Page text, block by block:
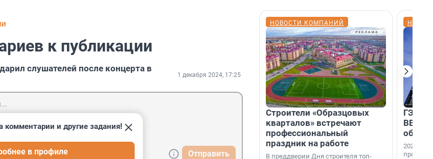
к публикации
слушателей после концерта в
1 декабря 2024, 17:25
Отправить
комментарии и другие задания!
в профиле
НОВОСТИ КОМПАНИЙ
Строители «Образцовых
кварталов» встречают
профессиональный
праздник на работе
В преддверии Дня строителя топ-
ГЭС,
ВВП: в
об
2026-й —